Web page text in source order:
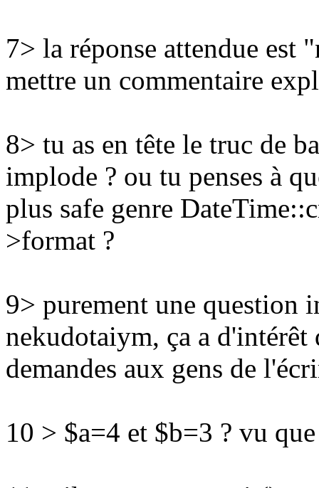
7> la réponse attendue est
mettre un commentaire
8> tu as en tête le truc de
implode ? ou tu penses à
plus safe genre
>format ?
9> purement une question
nekudotaiym, ça a
demandes aux gens de
10 > $a=4 et $b=3 ? vu